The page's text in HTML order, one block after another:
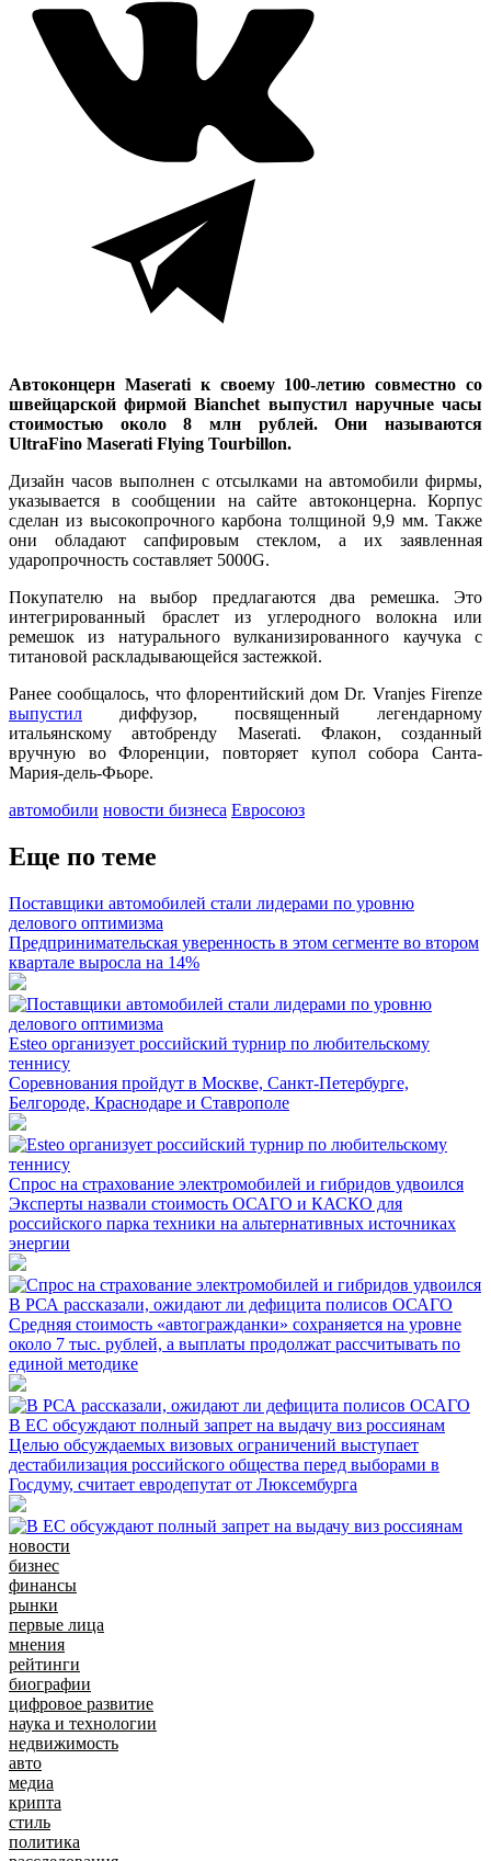
Автоконцерн Maserati к своему 100-летию совместно со
швейцарской фирмой Bianchet выпустил наручные часы
стоимостью около 8 млн рублей. Они называются
UltraFino Maserati Flying Tourbillon.
Дизайн часов выполнен с отсылками на автомобили фирмы,
указывается в сообщении на сайте автоконцерна. Корпус
сделан из высокопрочного карбона толщиной 9,9 мм. Также
они обладают сапфировым стеклом, а их заявленная
ударопрочность составляет 5000G.
Покупателю на выбор предлагаются два ремешка. Это
интегрированный браслет из углеродного волокна или
ремешок из натурального вулканизированного каучука с
титановой раскладывающейся застежкой.
Ранее сообщалось, что флорентийский дом Dr. Vranjes Firenze
выпустил диффузор, посвященный легендарному
итальянскому автобренду Maserati. Флакон, созданный
вручную во Флоренции, повторяет купол собора Санта-
Мария-дель-Фьоре.
автомобили новости бизнеса Евросоюз
Еще по теме
Поставщики автомобилей стали лидерами по уровню
делового оптимизма
Предпринимательская уверенность в этом сегменте во втором
квартале выросла на 14%
Esteo организует российский турнир по любительскому
теннису
Соревнования пройдут в Москве, Санкт-Петербурге,
Белгороде, Краснодаре и Ставрополе
Спрос на страхование электромобилей и гибридов удвоился
Эксперты назвали стоимость ОСАГО и КАСКО для
российского парка техники на альтернативных источниках
энергии
В РСА рассказали, ожидают ли дефицита полисов ОСАГО
Средняя стоимость «автогражданки» сохраняется на уровне
около 7 тыс. рублей, а выплаты продолжат рассчитывать по
единой методике
В ЕС обсуждают полный запрет на выдачу виз россиянам
Целью обсуждаемых визовых ограничений выступает
дестабилизация российского общества перед выборами в
Госдуму, считает евродепутат от Люксембурга
новости
бизнес
финансы
рынки
первые лица
мнения
рейтинги
биографии
цифровое развитие
наука и технологии
недвижимость
авто
медиа
крипта
стиль
политика